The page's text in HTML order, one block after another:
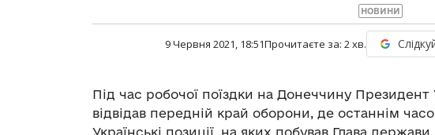
НОВИНИ
9 Червня 2021, 18:51Прочитаєте за: 2хв.
Під час робочої поїздки на Донеччину
відвідав передній край оборони, де останнім
Українські позиції, на яких побував Глава